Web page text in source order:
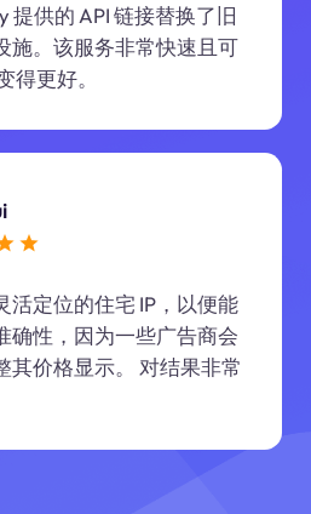
提供的 API 链接替换了旧
施。该服务非常快速且可
得更好。
活定位的住宅 IP，以便能
确性，因为一些广告商会
其价格显示。 对结果非常